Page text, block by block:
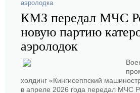
аэролодка
КМЗ передал МЧС
новую партию
аэролодок
холдинг «Кингисеппский
в апреле 2026 года передал МЧС